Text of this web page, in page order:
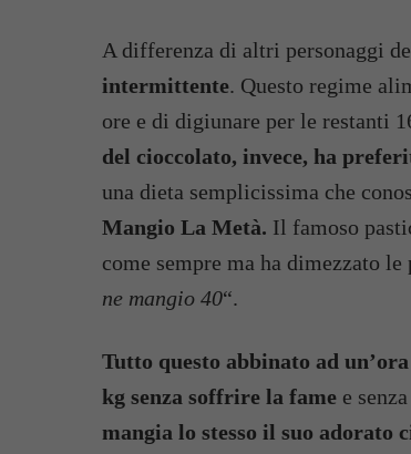
A differenza di altri personaggi
intermittente. Questo regime
ore e di digiunare per le restanti
del cioccolato, invece, ha
una dieta semplicissima che
Mangio La Metà. Il famoso
come sempre ma ha dimezzato
ne mangio 40“.
Tutto questo abbinato ad
kg senza soffrire la fame e
mangia lo stesso il suo adorato